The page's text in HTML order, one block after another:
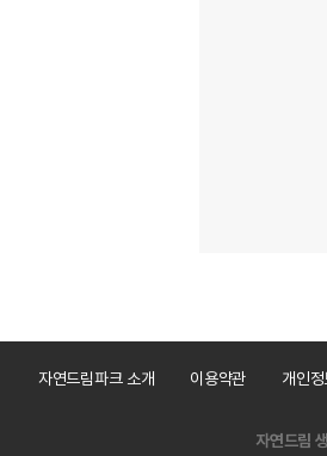
자연드림파크 소개 이용약관 개인
자연드림